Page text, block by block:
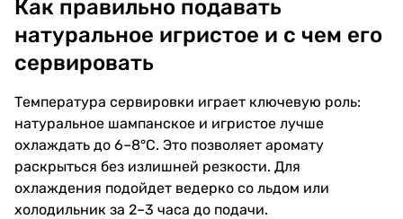
Как правильно подавать
натуральное игристое и с чем его
сервировать
Температура сервировки играет ключевую роль:
натуральное шампанское и игристое лучше
охлаждать до 6–8°C. Это позволяет аромату
раскрыться без излишней резкости. Для
охлаждения подойдет ведерко со льдом или
холодильник за 2–3 часа до подачи.